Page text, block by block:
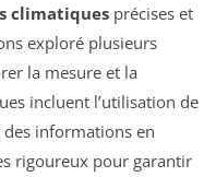
climatiques précises et
exploré plusieurs
la mesure et la
incluent l’utilisation de
informations en
rigoureux pour garantir